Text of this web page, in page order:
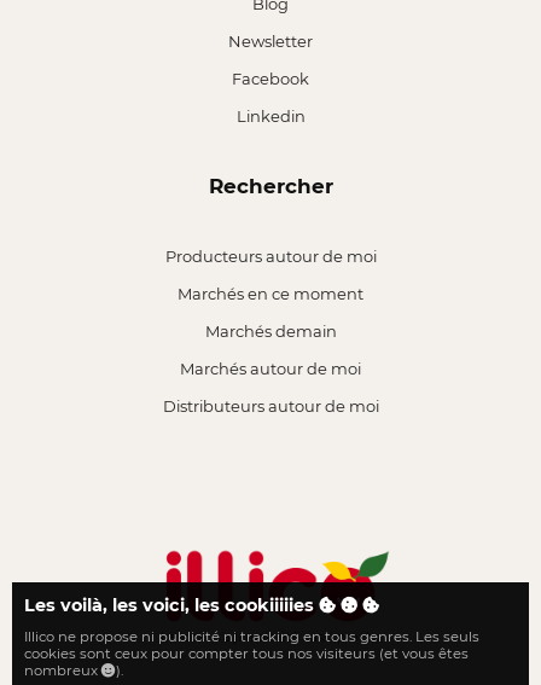
Newsletter
Facebook
Linkedin
Rechercher
Producteurs autour de moi
Marchés en ce moment
Marchés demain
Marchés autour de moi
Distributeurs autour de moi
Le local n'a jamais été aussi proche
Les voilà, les voici, les cookiiiiies
Illico ne propose ni publicité ni tracking en tous genres. Les seuls
cookies sont ceux pour compter tous nos visiteurs (et vous êtes
nombreux
).